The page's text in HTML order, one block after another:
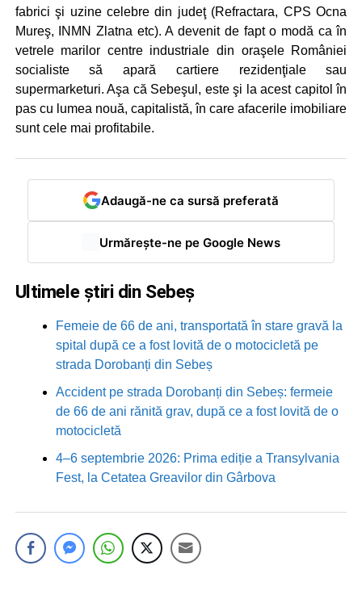
fabrici şi uzine celebre din judeţ (Refractara, CPS Ocna
Mureş, INMN Zlatna etc). A devenit de fapt o modă ca în
vetrele marilor centre industriale din oraşele României
socialiste să apară cartiere rezidenţiale sau
supermarketuri. Aşa că Sebeşul, este şi la acest capitol în
pas cu lumea nouă, capitalistă, în care afacerile imobiliare
sunt cele mai profitabile.
Adaugă-ne ca sursă preferată
Urmărește-ne pe Google News
Ultimele știri din Sebeș
Femeie de 66 de ani, transportată în stare gravă la
spital după ce a fost lovită de o motocicletă pe
strada Dorobanți din Sebeș
Accident pe strada Dorobanți din Sebeș: fermeie
de 66 de ani rănită grav, după ce a fost lovită de o
motocicletă
4–6 septembrie 2026: Prima ediție a Transylvania
Fest, la Cetatea Greavilor din Gârbova